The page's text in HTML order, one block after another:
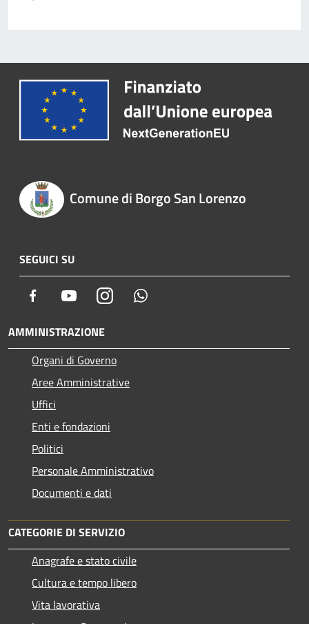
Comune di Borgo San Lorenzo
SEGUICI SU
Facebook YoutubeInstagram
AMMINISTRAZIONE
Organi di Governo
Aree Amministrative
Uffici
Enti e fondazioni
Politici
Personale Amministrativo
Documenti e dati
CATEGORIE DI SERVIZIO
Anagrafe e stato civile
Cultura e tempo libero
Vita lavorativa